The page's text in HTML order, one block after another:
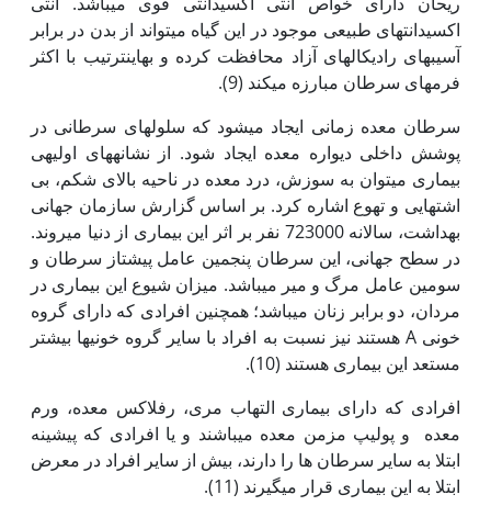
اکسیدانت‏های طبیعی موجود در این گیاه می‏تواند از بدن در برابر
آسیب‏های رادیکال‏های آزاد محافظت کرده و به‏این‏ترتیب با اکثر
فرم‏های سرطان مبارزه می‫کند (9).
سرطان معده زمانی ایجاد می‏شود که سلول‏های سرطانی در
پوشش داخلی دیواره معده ایجاد شود. از نشانه‏های اولیه‏ی
بیماری می‏توان به سوزش، درد معده در ناحیه بالای شکم، بی
اشتهایی و تهوع اشاره کرد. بر اساس گزارش سازمان جهانی
بهداشت، سالانه 723000 نفر بر اثر این بیماری از دنیا می‏روند.
در سطح جهانی، این سرطان پنجمین عامل پیشتاز سرطان و
سومین عامل مرگ و میر می‏باشد. میزان شیوع این بیماری در
مردان، دو برابر زنان می‏باشد؛ همچنین افرادی که دارای گروه
خونی A هستند نیز نسبت به افراد با سایر گروه خونی‏ها بیشتر
مستعد این بیماری هستند (10).
افرادی که دارای بیماری التهاب مری، رفلاکس معده، ورم
معده و پولیپ مزمن معده می‏باشند و یا افرادی که پیشینه
ابتلا به سایر سرطان ها را دارند، بیش از سایر افراد در معرض
ابتلا به این بیماری قرار می‏گیرند (11).